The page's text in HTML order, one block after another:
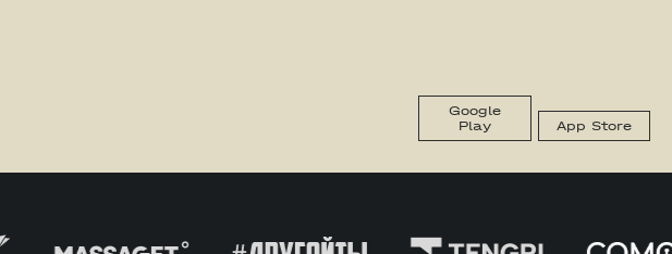
Google
Play
App Store